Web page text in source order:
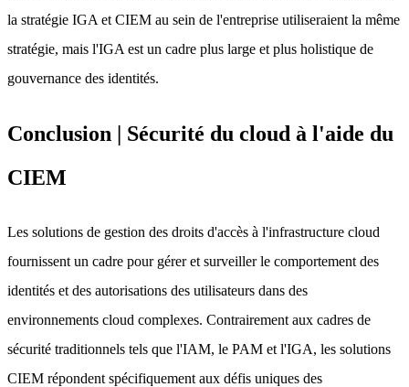
la stratégie IGA et CIEM au sein de l'entreprise utiliseraient la même
stratégie, mais l'IGA est un cadre plus large et plus holistique de
gouvernance des identités.
Conclusion | Sécurité du cloud à l'aide du
CIEM
Les solutions de gestion des droits d'accès à l'infrastructure cloud
fournissent un cadre pour gérer et surveiller le comportement des
identités et des autorisations des utilisateurs dans des
environnements cloud complexes. Contrairement aux cadres de
sécurité traditionnels tels que l'IAM, le PAM et l'IGA, les solutions
CIEM répondent spécifiquement aux défis uniques des